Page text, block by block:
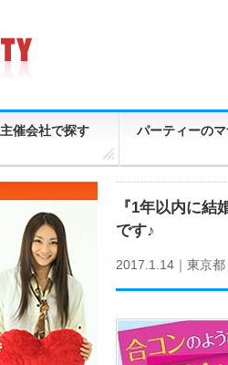
主催会社で探す パーティーの
『1年以内に
です♪
2017.1.14｜ 東京都